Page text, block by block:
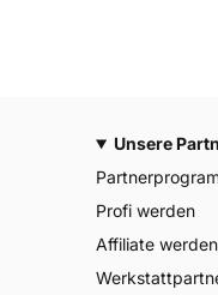
Unsere
Profi werden
Affiliate werden